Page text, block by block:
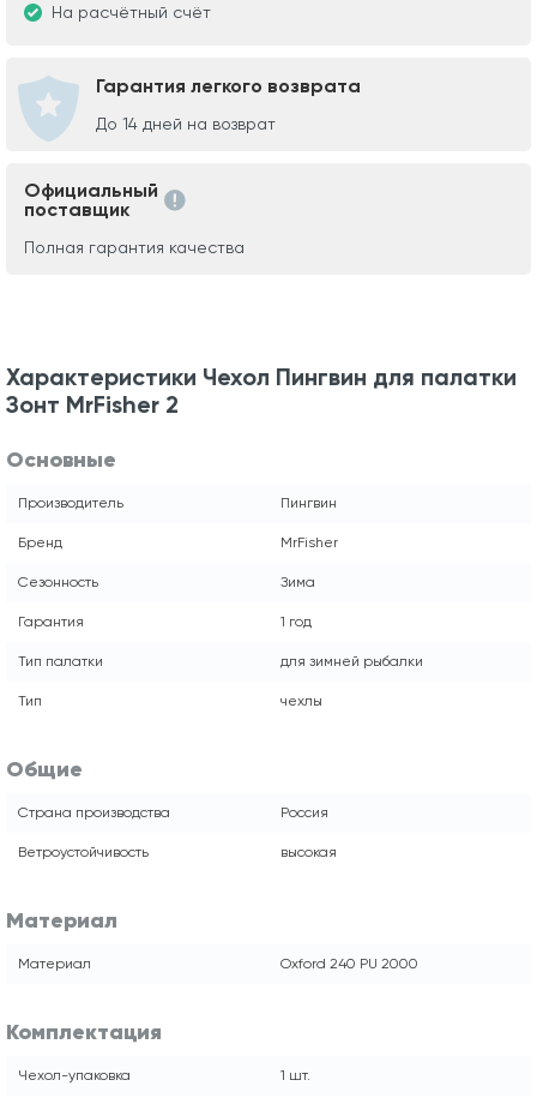
На расчётный счёт
Гарантия легкого возврата
До 14 дней на возврат
Официальный
поставщик
Полная гарантия качества
Характеристики Чехол Пингвин для палатки
Зонт MrFisher 2
Основные
Производитель Пингвин
Бренд MrFisher
Сезонность Зима
Гарантия 1 год
Тип палатки для зимней рыбалки
Тип чехлы
Общие
Страна производства Россия
Ветроустойчивость высокая
Материал
Материал Oxford 240 PU 2000
Комплектация
Чехол-упаковка 1 шт.